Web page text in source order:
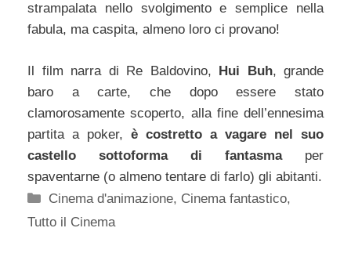
strampalata nello svolgimento e semplice nella
fabula, ma caspita, almeno loro ci provano!
Il film narra di Re Baldovino, Hui Buh, grande
baro a carte, che dopo essere stato
clamorosamente scoperto, alla fine dell’ennesima
partita a poker, è costretto a vagare nel suo
castello sottoforma di fantasmaper
spaventarne (o almeno tentare di farlo) gli abitanti.
Categorie
Cinema d'animazione, Cinema fantastico,
Tutto il Cinema